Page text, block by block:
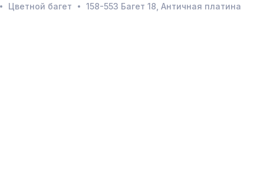
Декоративные балки и брус
Цветной багет 158-553 Багет 18, Античная платина